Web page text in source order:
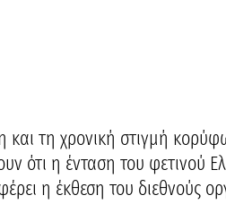
και τη χρονική στιγμή
ότι η ένταση του φετινού Ελ
η έκθεση του διεθνούς